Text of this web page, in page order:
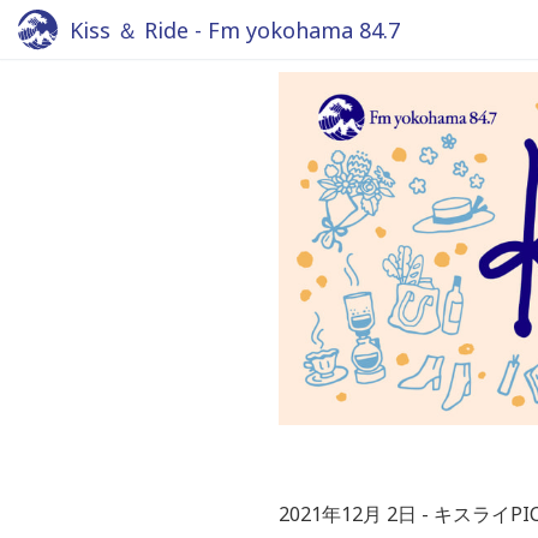
Kiss ＆ Ride - Fm yokohama 84.7
2021年12月 2日 キスライ